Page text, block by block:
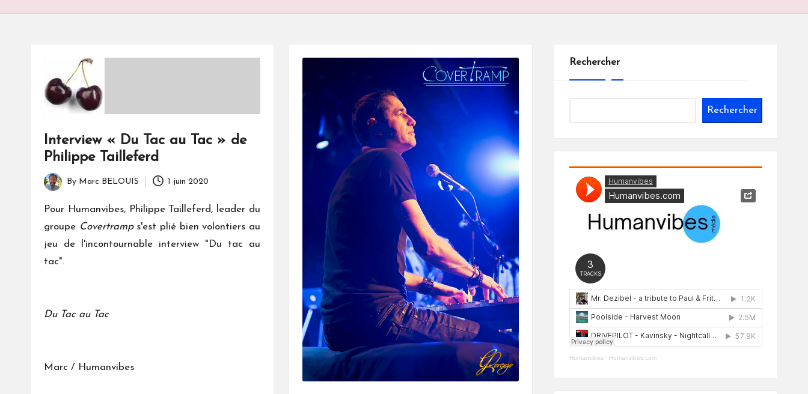
Interview « Du Tac au Tac » de
Philippe Tailleferd
Posted
by
By Marc BELOUIS 1 juin 2020
Pour Humanvibes, Philippe Tailleferd, leader du
groupe Covertramps'est plié bien volontiers au
jeu de l'incontournable interview "Du tac au
tac".
Du Tac au Tac
Marc / Humanvibes
Rechercher
Rechercher
Humanvibes· Humanvibes.com